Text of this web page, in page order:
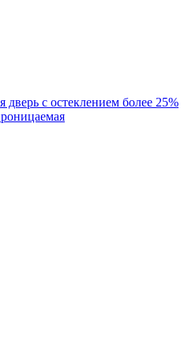
с остеклением более 25%